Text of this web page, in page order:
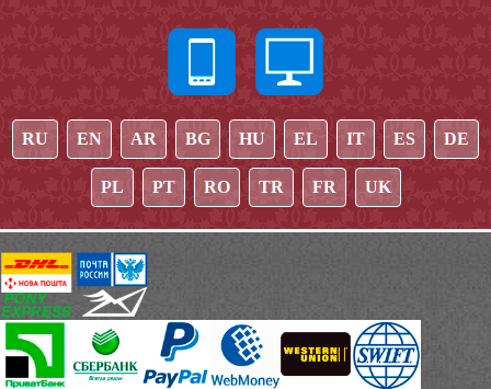
RU EN AR BG HU EL IT ES DE
PL PT RO TR FR UK